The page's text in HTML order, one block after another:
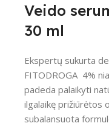
Veido
30 ml
Ekspertų sukurta
FITODROGA 4%
padeda palaikyti
ilgalaikę prižiūrėtos
subalansuota